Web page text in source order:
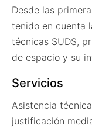
Desde las
tenido en cuenta
técnicas SUDS,
de espacio y su
Servicios
Asistencia
justificación